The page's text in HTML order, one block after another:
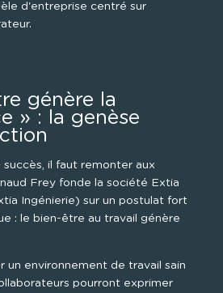
d'entreprise centré sur
génère la
» : la genèse
il faut remonter aux
Frey fonde la société Extia
Ingénierie) sur un postulat fort
: le bien-être au travail génère
un environnement de travail sain
pourront exprimer